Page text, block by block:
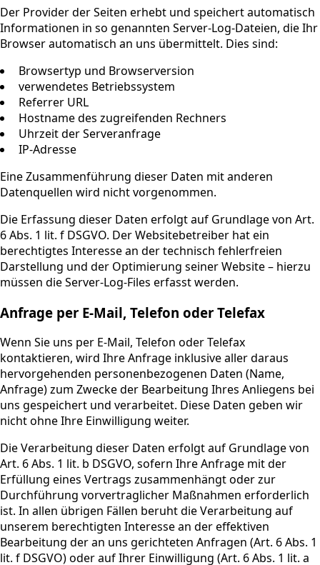
Der Provider der Seiten erhebt und speichert automatisch
Informationen in so genannten Server-Log-Dateien, die Ihr
Browser automatisch an uns übermittelt. Dies sind:
Browsertyp und Browserversion
verwendetes Betriebssystem
Referrer URL
Hostname des zugreifenden Rechners
Uhrzeit der Serveranfrage
IP-Adresse
Eine Zusammenführung dieser Daten mit anderen
Datenquellen wird nicht vorgenommen.
Die Erfassung dieser Daten erfolgt auf Grundlage von Art.
6 Abs. 1 lit. f DSGVO. Der Websitebetreiber hat ein
berechtigtes Interesse an der technisch fehlerfreien
Darstellung und der Optimierung seiner Website – hierzu
müssen die Server-Log-Files erfasst werden.
Anfrage per E-Mail, Telefon oder Telefax
Wenn Sie uns per E-Mail, Telefon oder Telefax
kontaktieren, wird Ihre Anfrage inklusive aller daraus
hervorgehenden personenbezogenen Daten (Name,
Anfrage) zum Zwecke der Bearbeitung Ihres Anliegens bei
uns gespeichert und verarbeitet. Diese Daten geben wir
nicht ohne Ihre Einwilligung weiter.
Die Verarbeitung dieser Daten erfolgt auf Grundlage von
Art. 6 Abs. 1 lit. b DSGVO, sofern Ihre Anfrage mit der
Erfüllung eines Vertrags zusammenhängt oder zur
Durchführung vorvertraglicher Maßnahmen erforderlich
ist. In allen übrigen Fällen beruht die Verarbeitung auf
unserem berechtigten Interesse an der effektiven
Bearbeitung der an uns gerichteten Anfragen (Art. 6 Abs. 1
lit. f DSGVO) oder auf Ihrer Einwilligung (Art. 6 Abs. 1 lit. a